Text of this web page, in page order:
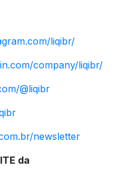
liqibr/
company/liqibr/
@liqibr
newsletter
da